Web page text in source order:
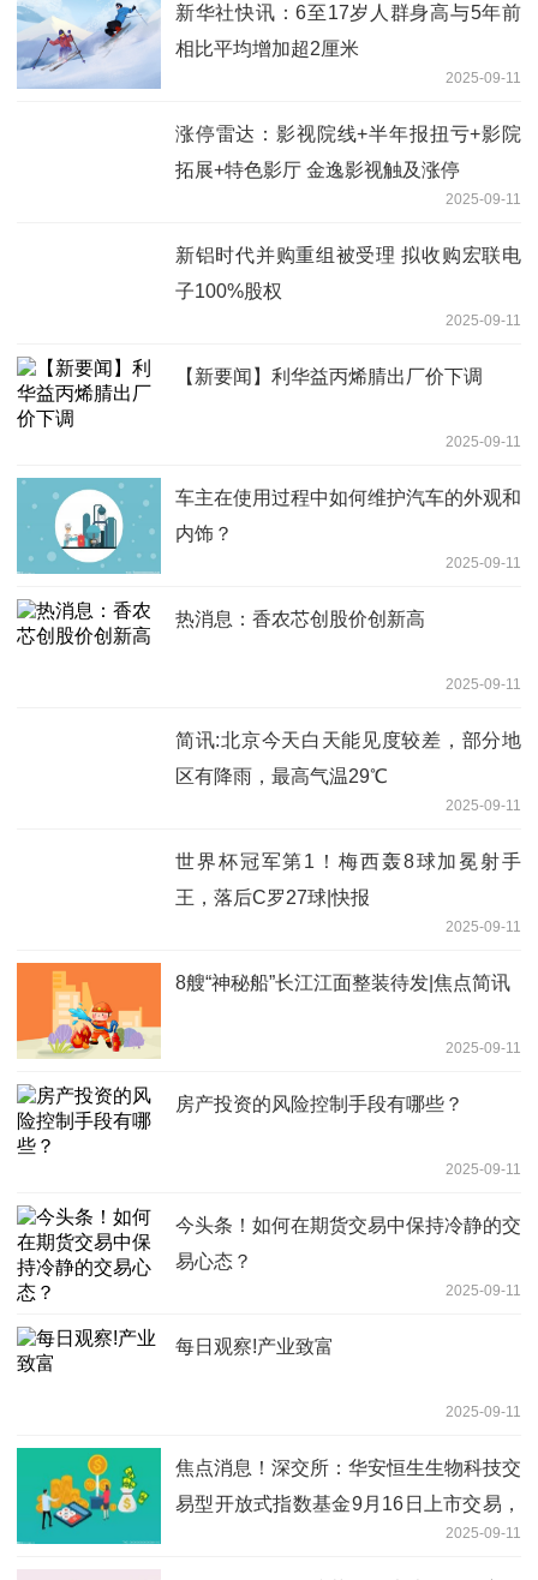
新华社快讯：6至17岁人群身高与5年前
相比平均增加超2厘米
2025-09-11
涨停雷达：影视院线+半年报扭亏+影院
拓展+特色影厅 金逸影视触及涨停
2025-09-11
新铝时代并购重组被受理 拟收购宏联电
子100%股权
2025-09-11
【新要闻】利华益丙烯腈出厂价下调
2025-09-11
车主在使用过程中如何维护汽车的外观和
内饰？
2025-09-11
热消息：香农芯创股价创新高
2025-09-11
简讯:北京今天白天能见度较差，部分地
区有降雨，最高气温29℃
2025-09-11
世界杯冠军第1！梅西轰8球加冕射手
王，落后C罗27球|快报
2025-09-11
8艘“神秘船”长江江面整装待发|焦点简讯
2025-09-11
房产投资的风险控制手段有哪些？
2025-09-11
今头条！如何在期货交易中保持冷静的交
易心态？
2025-09-11
每日观察!产业致富
2025-09-11
焦点消息！深交所：华安恒生生物科技交
易型开放式指数基金9月16日上市交易，
2025-09-11